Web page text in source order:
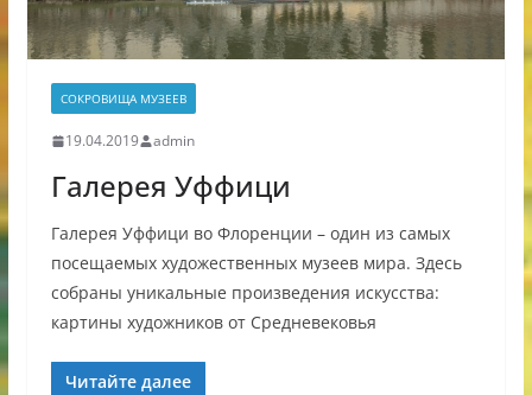
СОКРОВИЩА МУЗЕЕВ
19.04.2019 admin
Галерея Уффици
Галерея Уффици во Флоренции – один из самых
посещаемых художественных музеев мира. Здесь
собраны уникальные произведения искусства:
картины художников от Средневековья
Читайте далее